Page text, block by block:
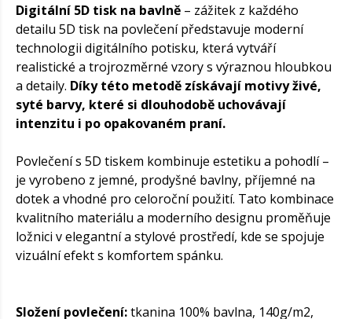
Digitální 5D tisk na bavlně – zážitek z každého
detailu 5D tisk na povlečení představuje moderní
technologii digitálního potisku, která vytváří
realistické a trojrozměrné vzory s výraznou hloubkou
a detaily. Díky této metodě získávají motivy živé,
syté barvy, které si dlouhodobě uchovávají
intenzitu i po opakovaném praní.
Povlečení s 5D tiskem kombinuje estetiku a pohodlí –
je vyrobeno z jemné, prodyšné bavlny, příjemné na
dotek a vhodné pro celoroční použití. Tato kombinace
kvalitního materiálu a moderního designu proměňuje
ložnici v elegantní a stylové prostředí, kde se spojuje
vizuální efekt s komfortem spánku.
Složení povlečení:tkanina 100% bavlna, 140g/m2,